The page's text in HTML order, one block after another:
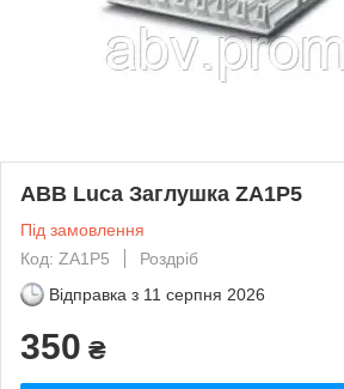
ABB Luca Заглушка ZA1P5
Під замовлення
Код: ZA1P5
Роздріб
Відправка з 11 серпня 2026
350 ₴